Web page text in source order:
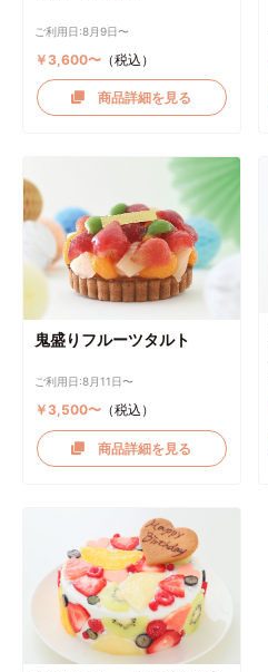
ご利用日:8月9日〜
￥3,600〜（税込）
商品詳細を見る
鬼盛りフルーツタルト
ご利用日:8月11日〜
￥3,500〜（税込）
商品詳細を見る